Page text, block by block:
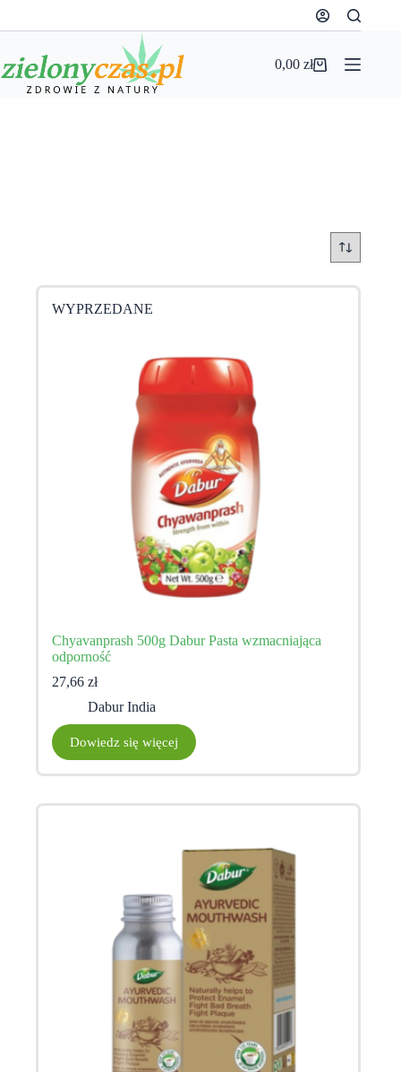
Koszyk
0,00zł
WYPRZEDANE
Chyavanprash 500g Dabur Pasta wzmacniająca
odporność
27,66 zł
Dabur India
Dowiedz się więcej